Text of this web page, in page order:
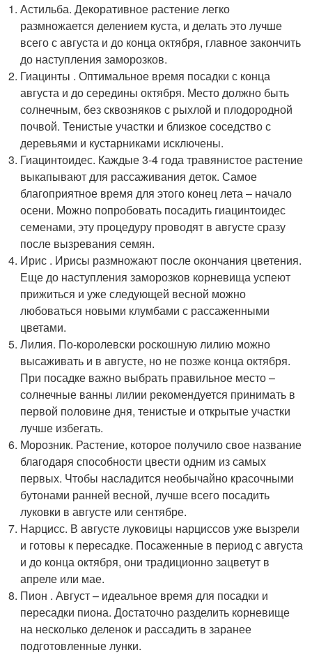
Астильба. Декоративное растение легко
размножается делением куста, и делать это лучше
всего с августа и до конца октября, главное закончить
до наступления заморозков.
Гиацинты . Оптимальное время посадки с конца
августа и до середины октября. Место должно быть
солнечным, без сквозняков с рыхлой и плодородной
почвой. Тенистые участки и близкое соседство с
деревьями и кустарниками исключены.
Гиацинтоидес. Каждые 3-4 года травянистое растение
выкапывают для рассаживания деток. Самое
благоприятное время для этого конец лета – начало
осени. Можно попробовать посадить гиацинтоидес
семенами, эту процедуру проводят в августе сразу
после вызревания семян.
Ирис . Ирисы размножают после окончания цветения.
Еще до наступления заморозков корневища успеют
прижиться и уже следующей весной можно
любоваться новыми клумбами с рассаженными
цветами.
Лилия. По-королевски роскошную лилию можно
высаживать и в августе, но не позже конца октября.
При посадке важно выбрать правильное место –
солнечные ванны лилии рекомендуется принимать в
первой половине дня, тенистые и открытые участки
лучше избегать.
Морозник. Растение, которое получило свое название
благодаря способности цвести одним из самых
первых. Чтобы насладится необычайно красочными
бутонами ранней весной, лучше всего посадить
луковки в августе или сентябре.
Нарцисс. В августе луковицы нарциссов уже вызрели
и готовы к пересадке. Посаженные в период с августа
и до конца октября, они традиционно зацветут в
апреле или мае.
Пион . Август – идеальное время для посадки и
пересадки пиона. Достаточно разделить корневище
на несколько деленок и рассадить в заранее
подготовленные лунки.